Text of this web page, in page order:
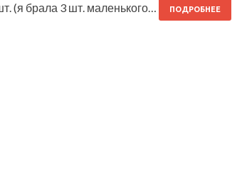
(я брала 3 шт. маленького…
ПОДРОБНЕЕ